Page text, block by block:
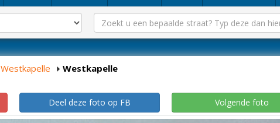
Westkapelle Westkapelle
Deel deze foto op FB Volgende foto